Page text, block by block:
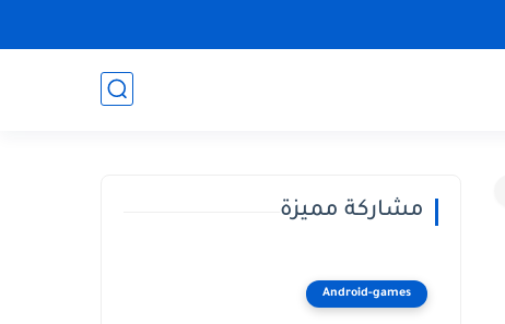
مشاركة مميزة
Android-games